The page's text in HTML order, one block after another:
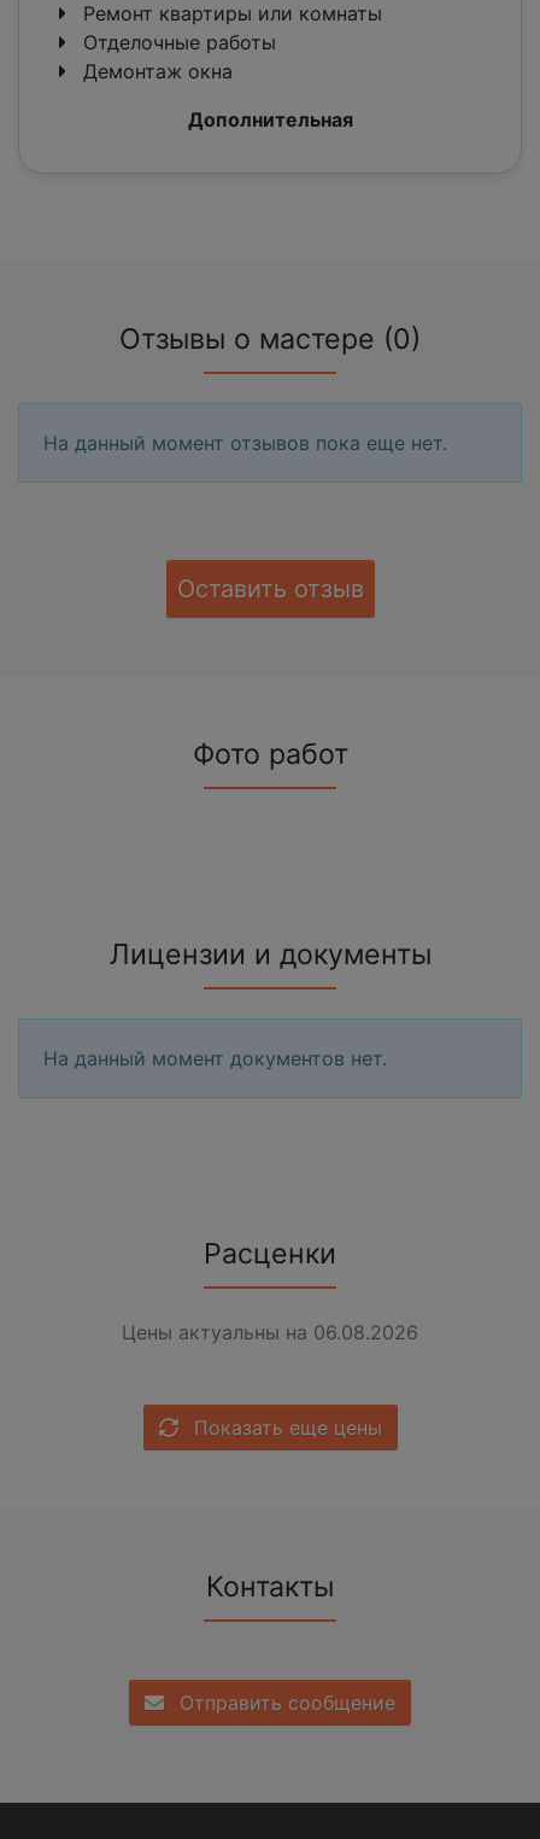
Ремонт квартиры или комнаты
Отделочные работы
Демонтаж окна
Дополнительная
Отзывы о мастере (0)
На данный момент отзывов пока еще нет.
Оставить отзыв
Фото работ
Лицензии и документы
На данный момент документов нет.
Расценки
Цены актуальны на 06.08.2026
Показать еще цены
Контакты
Отправить сообщение